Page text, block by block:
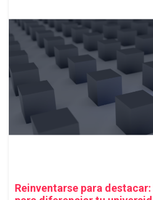
Reinventarse para